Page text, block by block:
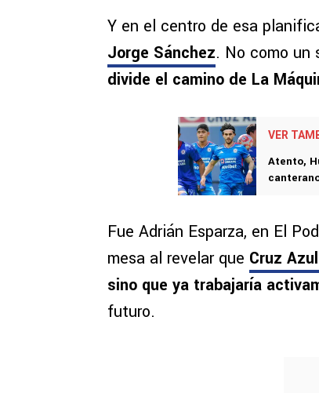
Y en el centro de esa
Jorge Sánchez. No como un
divide el camino de La
VER
Atento,
Fue Adrián Esparza, en El
mesa al revelar que Cruz
sino que ya trabajaría
futuro.